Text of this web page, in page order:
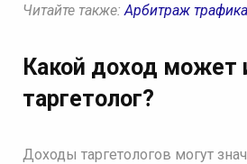
Читайте также: Арбитраж
Какой доход может
таргетолог?
Доходы таргетологов могут